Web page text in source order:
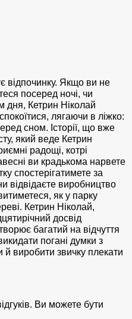
відпочинку. Якщо ви не
посеред ночі, чи
дня, Кетрин Ніколай
лягаючи в ліжко:
сном. Історії, що вже
який веде Кетрин
радощі, котрі
ви крадькома нарвете
спостерігатимете за
відвідаєте виробництво
як у парку
Кетрин Ніколай,
досвід
багатий на відчуття
погані думки з
й виробити звичку плекати
Ви можете бути